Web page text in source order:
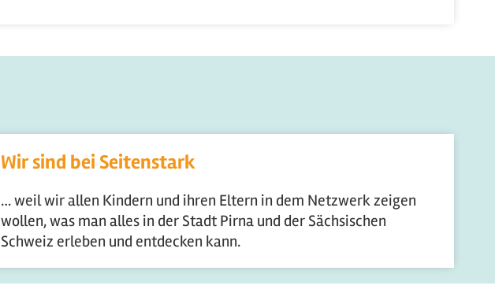
Wir sind bei Seitenstark
… weil wir allen Kindern und ihren Eltern in dem Netzwerk zeigen
wollen, was man alles in der Stadt Pirna und der Sächsischen
Schweiz erleben und entdecken kann.